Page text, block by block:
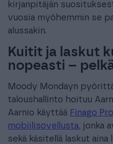
kirjanpitäjän
vuosia myöhemmin se
alussakin.
Kuitit ja laskut
nopeasti –
Moody Mondayn
taloushallinto hoituu
Aarnio käyttää Finago
mobiilisovellusta, jonka
sekä käsitellä laskut aina